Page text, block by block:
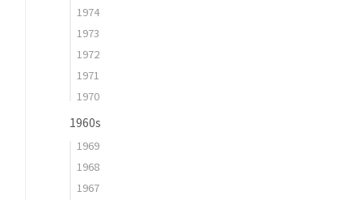
1974
1973
1972
1971
1970
1960s
1969
1968
1967